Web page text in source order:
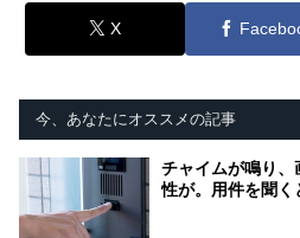
X
今、あなたにオススメの記事
チャイムが鳴り、
性が。用件を聞く